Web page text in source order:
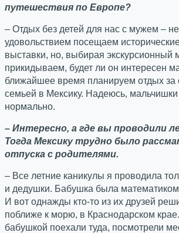
путешествия по Европе?
– Отдых без детей для нас с мужем –
удовольствием посещаем
выставки, но, выбирая экскурсионный
прикидываем, будет ли он интересен
ближайшее время планируем отдых за
семьей в Мексику. Надеюсь, мальчишки
нормально.
– Интересно, а где вы проводили
Тогда Мексику трудно было
отпуска с родителями.
– Все летние каникулы я проводила
и дедушки. Бабушка была
И вот однажды кто-то из их друзей
поближе к морю, в Краснодарском
бабушкой поехали туда, посмотрели